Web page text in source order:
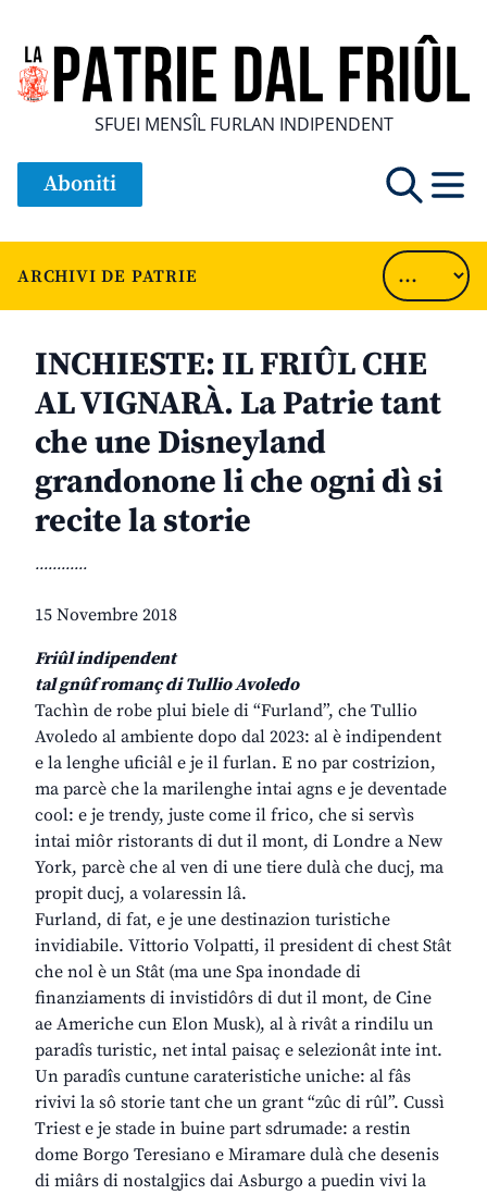
SFUEI MENSÎL FURLAN INDIPENDENT
Aboniti
ARCHIVI DE PATRIE
INCHIESTE: IL FRIÛL CHE
AL VIGNARÀ. La Patrie tant
che une Disneyland
grandonone li che ogni dì si
recite la storie
............
15 Novembre 2018
Friûl indipendent
tal gnûf romanç di Tullio Avoledo
Tachìn de robe plui biele di “Furland”, che Tullio
Avoledo al ambiente dopo dal 2023: al è indipendent
e la lenghe uficiâl e je il furlan. E no par costrizion,
ma parcè che la marilenghe intai agns e je deventade
cool: e je trendy, juste come il frico, che si servìs
intai miôr ristorants di dut il mont, di Londre a New
York, parcè che al ven di une tiere dulà che ducj, ma
propit ducj, a volaressin lâ.
Furland, di fat, e je une destinazion turistiche
invidiabile. Vittorio Volpatti, il president di chest Stât
che nol è un Stât (ma une Spa inondade di
finanziaments di invistidôrs di dut il mont, de Cine
ae Americhe cun Elon Musk), al à rivât a rindilu un
paradîs turistic, net intal paisaç e selezionât inte int.
Un paradîs cuntune carateristiche uniche: al fâs
rivivi la sô storie tant che un grant “zûc di rûl”. Cussì
Triest e je stade in buine part sdrumade: a restin
dome Borgo Teresiano e Miramare dulà che desenis
di miârs di nostalgjics dai Asburgo a puedin vivi la